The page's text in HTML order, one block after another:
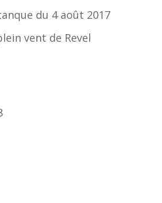
du 4 août 2017
vent de Revel